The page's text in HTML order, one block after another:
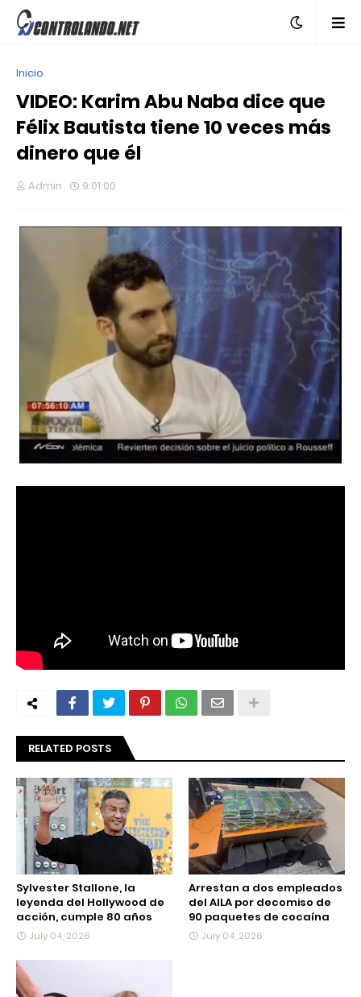
Inicio
VIDEO: Karim Abu Naba dice que
Félix Bautista tiene 10 veces más
dinero que él
Admin 9:01:00
RELATED POSTS
Sylvester Stallone, la
leyenda del Hollywood de
acción, cumple 80 años
July 04, 2026
Arrestan a dos empleados
del AILA por decomiso de
90 paquetes de cocaína
July 04, 2026